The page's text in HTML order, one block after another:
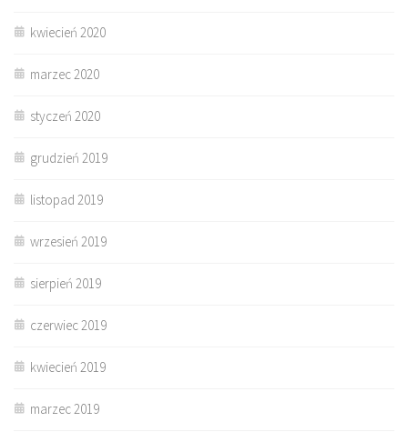
kwiecień 2020
marzec 2020
styczeń 2020
grudzień 2019
listopad 2019
wrzesień 2019
sierpień 2019
czerwiec 2019
kwiecień 2019
marzec 2019